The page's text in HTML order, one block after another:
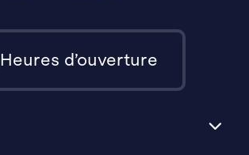
Heures d’ouverture